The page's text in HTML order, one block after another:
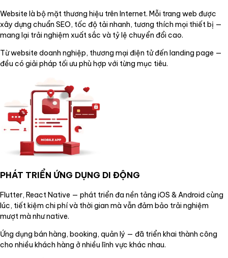
Website là bộ mặt thương hiệu trên Internet. Mỗi trang web được
xây dựng chuẩn SEO, tốc độ tải nhanh, tương thích mọi thiết bị —
mang lại trải nghiệm xuất sắc và tỷ lệ chuyển đổi cao.
Từ website doanh nghiệp, thương mại điện tử đến landing page —
đều có giải pháp tối ưu phù hợp với từng mục tiêu.
PHÁT TRIỂN ỨNG DỤNG DI ĐỘNG
Flutter, React Native — phát triển đa nền tảng iOS & Android cùng
lúc, tiết kiệm chi phí và thời gian mà vẫn đảm bảo trải nghiệm
mượt mà như native.
Ứng dụng bán hàng, booking, quản lý — đã triển khai thành công
cho nhiều khách hàng ở nhiều lĩnh vực khác nhau.